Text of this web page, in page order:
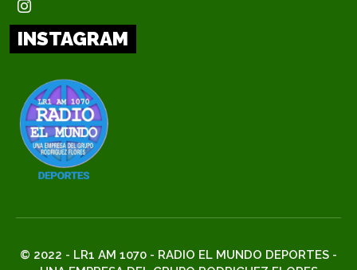
INSTAGRAM
© 2022 - LR1 AM 1070 - RADIO EL MUNDO DEPORTES -